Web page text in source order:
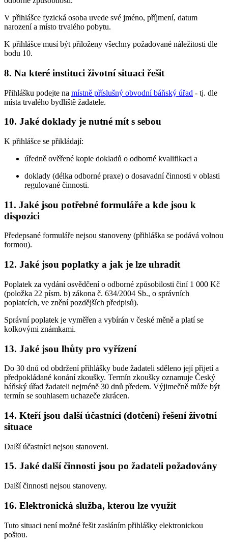
V přihlášce fyzická osoba uvede své jméno, příjmení, datum
narození a místo trvalého pobytu.
K přihlášce musí být přiloženy všechny požadované náležitosti dle
bodu 10.
8. Na které instituci životní situaci řešit
Přihlášku podejte na místně příslušný obvodní báňský úřad - tj. dle
místa trvalého bydliště žadatele.
10. Jaké doklady je nutné mít s sebou
K přihlášce se přikládají:
úředně ověřené kopie dokladů o odborné kvalifikaci a
doklady (délka odborné praxe) o dosavadní činnosti v oblasti
regulované činnosti.
11. Jaké jsou potřebné formuláře a kde jsou k
dispozici
Předepsané formuláře nejsou stanoveny (přihláška se podává volnou
formou).
12. Jaké jsou poplatky a jak je lze uhradit
Poplatek za vydání osvědčení o odborné způsobilosti činí 1 000 Kč
(položka 22 písm. b) zákona č. 634/2004 Sb., o správních
poplatcích, ve znění pozdějších předpisů).
Správní poplatek je vyměřen a vybírán v české měně a platí se
kolkovými známkami.
13. Jaké jsou lhůty pro vyřízení
Do 30 dnů od obdržení přihlášky bude žadateli sděleno její přijetí a
předpokládané konání zkoušky. Termín zkoušky oznamuje Český
báňský úřad žadateli nejméně 30 dnů předem. Výjimečně může být
termín se souhlasem uchazeče zkrácen.
14. Kteří jsou další účastníci (dotčení) řešení životní
situace
Další účastníci nejsou stanoveni.
15. Jaké další činnosti jsou po žadateli požadovány
Další činnosti nejsou stanoveny.
16. Elektronická služba, kterou lze využít
Tuto situaci není možné řešit zasláním přihlášky elektronickou
poštou.